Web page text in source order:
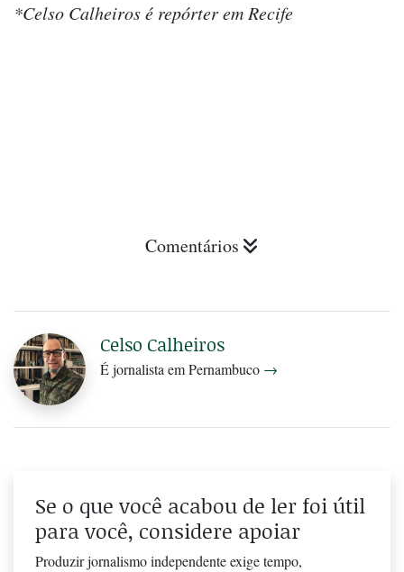
*Celso Calheiros é repórter em Recife
Comentários
Celso Calheiros
É jornalista em Pernambuco →
Se o que você acabou de ler foi útil
para você, considere apoiar
Produzir jornalismo independente exige tempo,